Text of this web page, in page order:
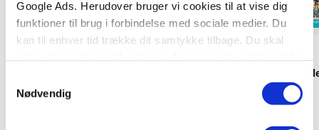
Google Ads. Herudover bruger vi cookies til at vise dig
funktioner til brug i forbindelse med sociale medier. Du
kan til enhver tid trække dit samtykke tilbage. Du skal
tilbagetrækker et samtykke.
Nødvendig
klistermærker (kolli 6)
Hardcover
Hvor er